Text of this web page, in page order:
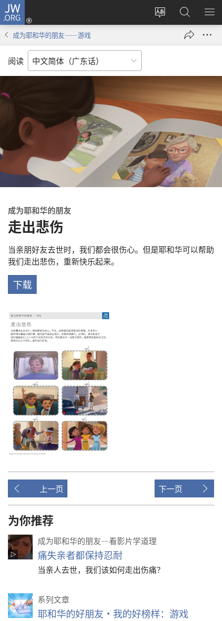
JW.ORG
更
言
登
录
（打
口）
搜
索
JW.ORG
显
成为耶和华的朋友——游戏
阅读
成为耶和华的朋友
走出悲伤
当亲朋好友去世时，我们都会很伤心。但是耶和华可以帮助
我们走出悲伤，重新快乐起来。
下载
上一页 下一页
为你推荐
成为耶和华的朋友—看影片学道理
痛失亲者都保持忍耐
当亲人去世，我们该如何走出伤痛？
系列文章
耶和华的好朋友·我的好榜样：游戏